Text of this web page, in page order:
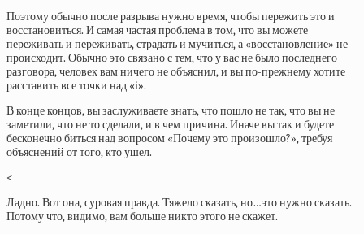
Поэтому обычно после разрыва нужно время, чтобы пережить это и
восстановиться. И самая частая проблема в том, что вы можете
переживать и переживать, страдать и мучиться, а «восстановление» не
происходит. Обычно это связано с тем, что у вас не было последнего
разговора, человек вам ничего не объяснил, и вы по-прежнему хотите
расставить все точки над «i».
В конце концов, вы заслуживаете знать, что пошло не так, что вы не
заметили, что не то сделали, и в чем причина. Иначе вы так и будете
бесконечно биться над вопросом «Почему это произошло?», требуя
объяснений от того, кто ушел.
<
Ладно. Вот она, суровая правда. Тяжело сказать, но…это нужно сказать.
Потому что, видимо, вам больше никто этого не скажет.